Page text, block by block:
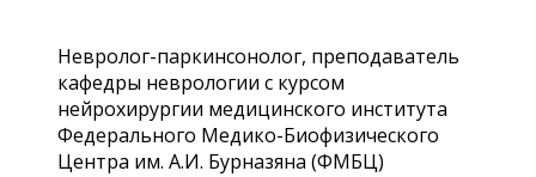
Невролог-паркинсонолог, преподаватель
кафедры неврологии с курсом
нейрохирургии медицинского института
Федерального Медико-Биофизического
Центра им. А.И. Бурназяна (ФМБЦ)